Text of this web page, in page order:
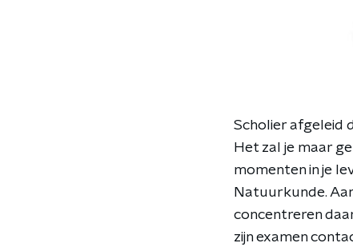
Scholier afgeleid
Het zal je maar
momenten in je
Natuurkunde.
concentreren
zijn examen